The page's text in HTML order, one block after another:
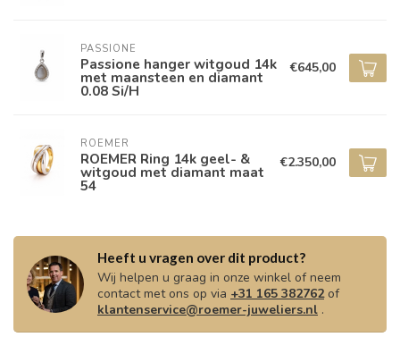
PASSIONE
Passione hanger witgoud 14k
met maansteen en diamant
0.08 Si/H
€645,00
ROEMER
ROEMER Ring 14k geel- &
witgoud met diamant maat
54
€2.350,00
Heeft u vragen over dit product?
Wij helpen u graag in onze winkel of neem
contact met ons op via +31 165 382762of
klantenservice@roemer-juweliers.nl .